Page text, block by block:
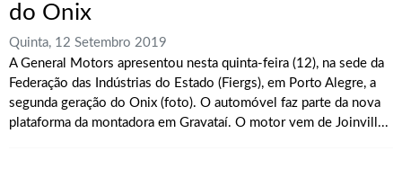
do Onix
Quinta, 12 Setembro 2019
A General Motors apresentou nesta quinta-feira (12), na sede da
Federação das Indústrias do Estado (Fiergs), em Porto Alegre, a
segunda geração do Onix (foto). O automóvel faz parte da nova
plataforma da montadora em Gravataí. O motor vem de Joinvill...